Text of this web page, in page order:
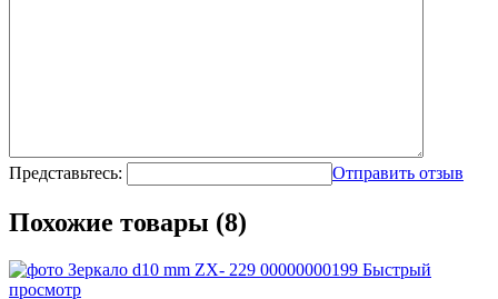
Представьтесь: Отправить отзыв
Похожие товары (8)
Быстрый
просмотр